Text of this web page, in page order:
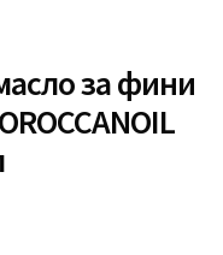
за фини